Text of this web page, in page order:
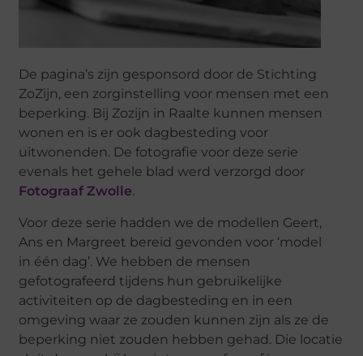
De pagina’s zijn gesponsord door de Stichting
ZoZijn, een zorginstelling voor mensen met een
beperking. Bij Zozijn in Raalte kunnen mensen
wonen en is er ook dagbesteding voor
uitwonenden. De fotografie voor deze serie
evenals het gehele blad werd verzorgd door
Fotograaf Zwolle.
Voor deze serie hadden we de modellen Geert,
Ans en Margreet bereid gevonden voor ‘model
in één dag’. We hebben de mensen
gefotografeerd tijdens hun gebruikelijke
activiteiten op de dagbesteding en in een
omgeving waar ze zouden kunnen zijn als ze de
beperking niet zouden hebben gehad. Die locatie